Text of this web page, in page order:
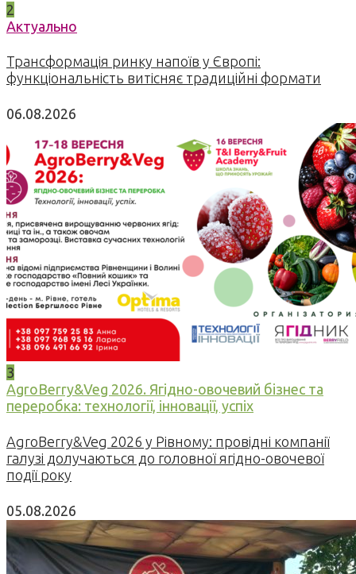
2
Актуально
Трансформація ринку напоїв у Європі:
функціональність витісняє традиційні формати
06.08.2026
3
AgroBerry&Veg 2026. Ягідно-овочевий бізнес та
переробка: технології, інновації, успіх
AgroBerry&Veg 2026 у Рівному: провідні компанії
галузі долучаються до головної ягідно-овочевої
події року
05.08.2026